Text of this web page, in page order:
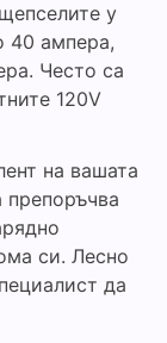
у
40 ампера,
Често са
120V
на вашата
препоръчва
си. Лесно
да